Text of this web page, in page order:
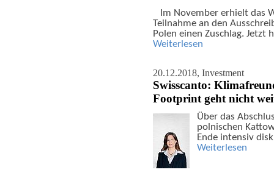
Im November erhielt das
Teilnahme an den
Polen einen Zuschlag. Jetzt
Weiterlesen
20.12.2018, Investment
Swisscanto:
Footprint geht nicht
Über das
polnischen
Ende intensiv
Weiterlesen